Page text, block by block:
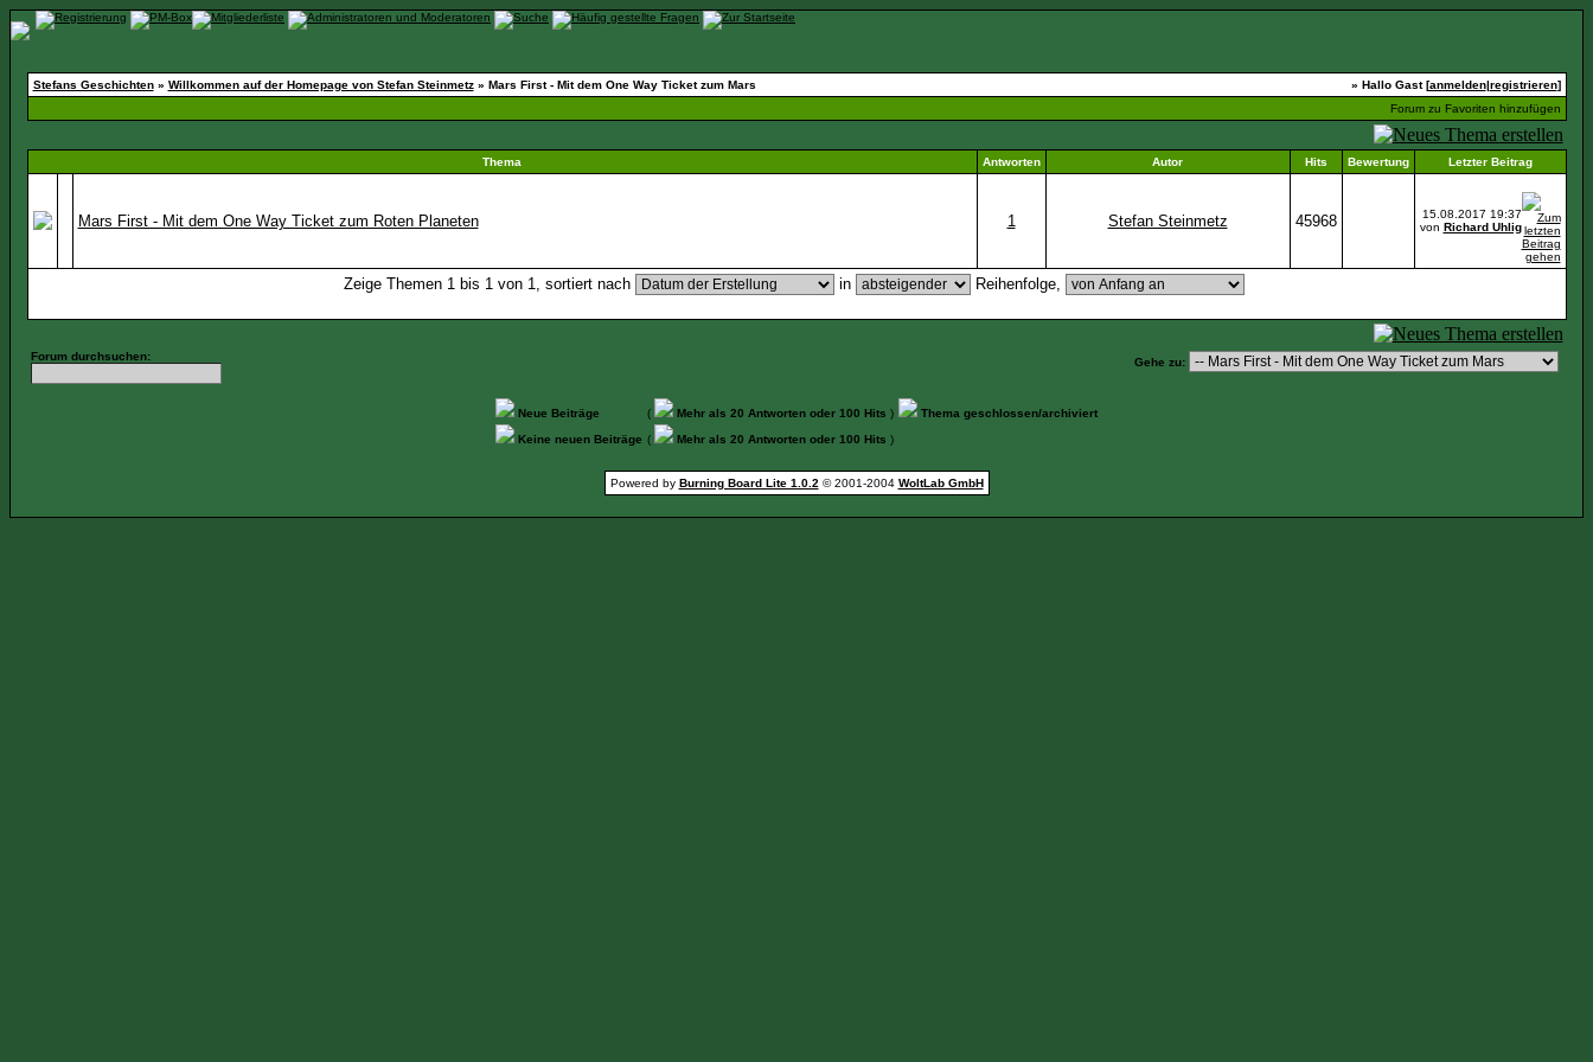
Stefans Geschichten» Willkommen auf der Homepage von Stefan Steinmetz» Mars First - Mit dem One Way Ticket zum Mars » Hallo Gast [anmelden|registrieren]
Forum zu Favoriten hinzufügen
Thema Antworten Autor Hits Bewertung Letzter Beitrag
Mars First - Mit dem One Way Ticket zum Roten Planeten 1 Stefan Steinmetz 45968 15.08.2017 19:37
von Richard Uhlig
Zeige Themen 1 bis 1 von 1, sortiert nach in Reihenfolge,
Forum durchsuchen: Gehe zu:
Neue Beiträge ( Mehr als 20 Antworten oder 100 Hits )
Thema geschlossen/archiviert
Keine neuen Beiträge ( Mehr als 20 Antworten oder 100 Hits )
Powered by Burning Board Lite 1.0.2 © 2001-2004 WoltLab GmbH